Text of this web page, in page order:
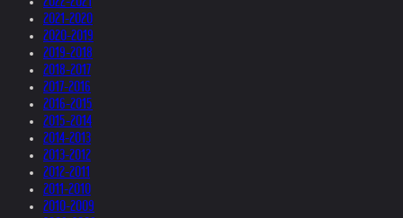
2021-2020
2020-2019
2019-2018
2018-2017
2017-2016
2016-2015
2015-2014
2014-2013
2013-2012
2012-2011
2011-2010
2010-2009